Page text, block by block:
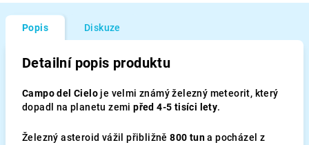
Popis Diskuze
Detailní popis produktu
Campo del Cielo je velmi známý železný meteorit, který
dopadl na planetu zemipřed 4-5 tisíci lety.
Železný asteroid vážil přibližně800 tuna pocházel z